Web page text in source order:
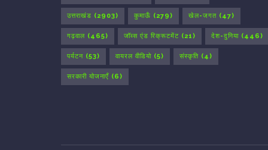
उत्तराखंड (2903) कुमाऊँ (279) खेल-जगत (47)
गढ़वाल (465) जॉब्स एंड रिक्रूटमेंट (21) देश-दुनिया (446)
पर्यटन (53) वायरल वीडियो (5) संस्कृति (4)
सरकारी योजनाएँ (6)